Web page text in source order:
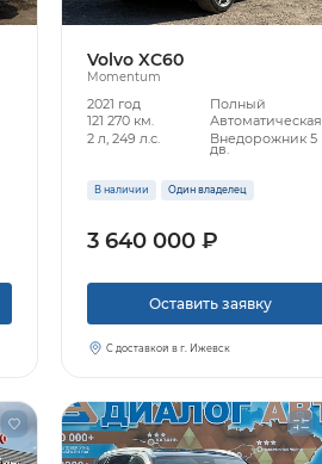
Volvo XC60
Momentum
2021 год
Полный
121 270 км.
Автоматическая
2 л, 249 л.с.
Внедорожник 5
дв.
В наличии Один владелец
3 640 000 ₽
Оставить заявку
С доставкой в г. Ижевск
Узнать больше